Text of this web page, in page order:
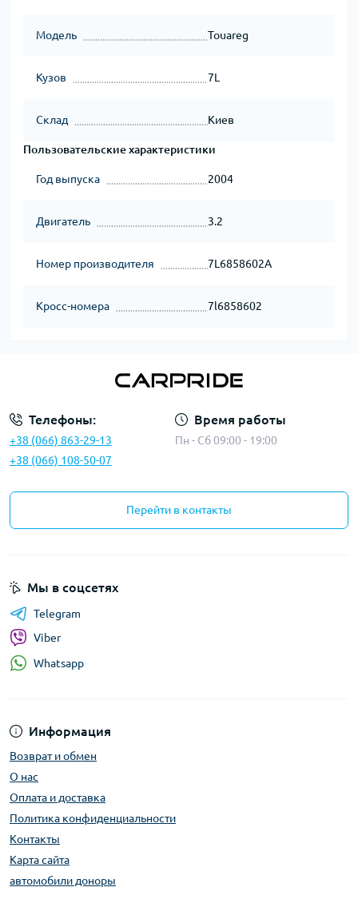
Модель Touareg
Кузов 7L
Склад Киев
Пользовательские характеристики
Год выпуска 2004
Двигатель 3.2
Номер производителя 7L6858602A
Кросс-номера 7l6858602
Телефоны:
+38 (066) 863-29-13
+38 (066) 108-50-07
Время работы
Пн - Сб 09:00 - 19:00
Перейти в контакты
Информация
Возврат и обмен
О нас
Оплата и доставка
Политика конфиденциальности
Контакты
Карта сайта
автомобили доноры
Мы в соцсетях
Telegram
Viber
Whatsapp